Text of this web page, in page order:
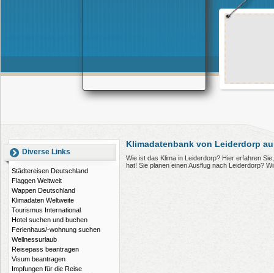
Diverse Links
Städtereisen Deutschland
Flaggen Weltweit
Wappen Deutschland
Klimadaten Weltweite
Tourismus International
Hotel suchen und buchen
Ferienhaus/-wohnung suchen
Wellnessurlaub
Reisepass beantragen
Visum beantragen
Impfungen für die Reise
Klimadatenbank von Leiderdorp
Wie ist das Klima in Leiderdorp? Hier erfahren
hat! Sie planen einen Ausflug nach Leiderdorp?